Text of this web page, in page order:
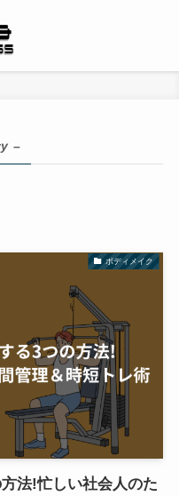
–
ボディメイク
法!忙しい社会人のた